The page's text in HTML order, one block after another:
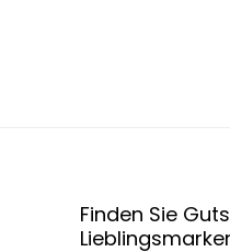
Finden Sie